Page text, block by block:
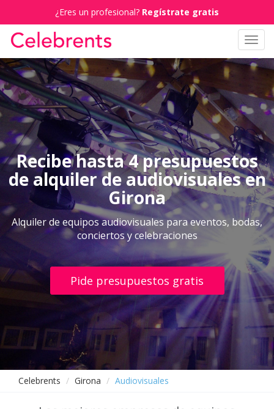
¿Eres un profesional? Regístrate gratis
Recibe hasta 4 presupuestos
de alquiler de audiovisuales en
Girona
Alquiler de equipos audiovisuales para eventos, bodas,
conciertos y celebraciones
Pide presupuestos gratis
Celebrents Girona Audiovisuales